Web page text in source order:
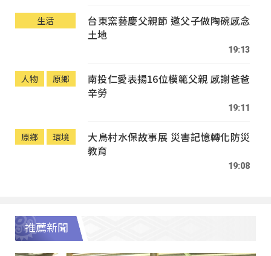
生活
台東窯藝慶父親節 邀父子做陶碗感念
土地
19:13
人物 原鄉
南投仁愛表揚16位模範父親 感謝爸爸
辛勞
19:11
原鄉 環境
大鳥村水保故事展 災害記憶轉化防災
教育
19:08
推薦新聞